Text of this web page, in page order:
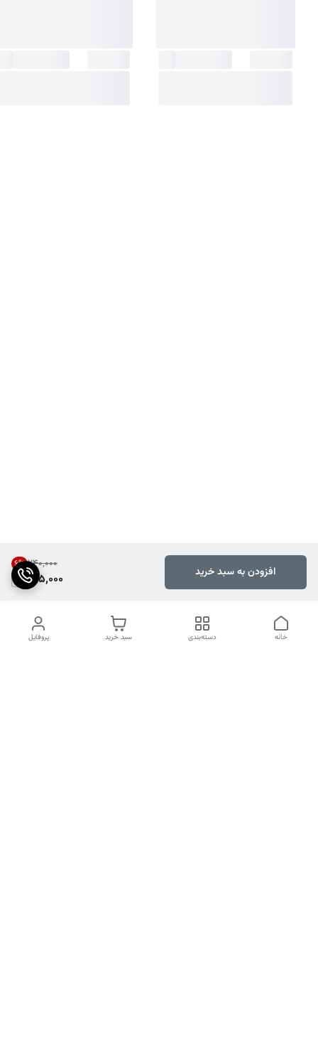
۲۴۰٬۰۰۰ 6%
225,000 افزودن به سبد خرید
پروفایل سبد خرید دسته‌بندی خانه